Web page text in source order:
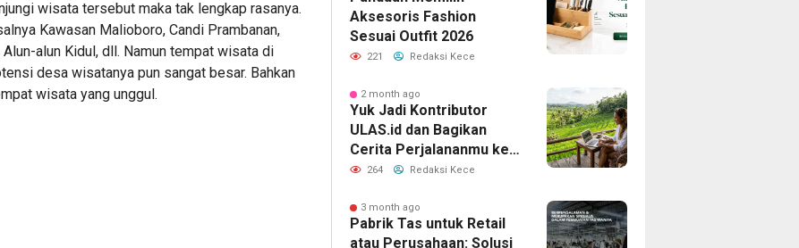
wisata tersebut maka tak lengkap rasanya.
Kawasan Malioboro, Candi Prambanan,
alun Kidul, dll. Namun tempat wisata di
desa wisatanya pun sangat besar. Bahkan
wisata yang unggul.
Aksesoris Fashion
Sesuai Outfit 2026
221 Redaksi Kece
2 month ago
Yuk Jadi Kontributor
ULAS.id dan Bagikan
Cerita Perjalananmu ke
Lebih Banyak Pembaca
264 Redaksi Kece
3 month ago
Pabrik Tas untuk Retail
atau Perusahaan: Solusi